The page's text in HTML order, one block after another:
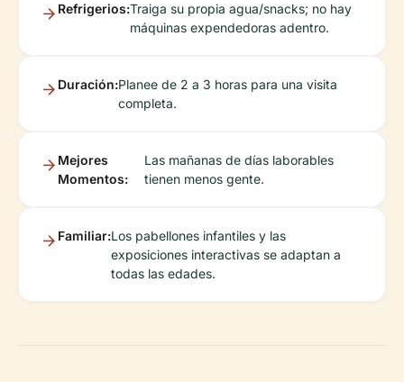
Refrigerios:Traiga su propia agua/snacks; no hay
máquinas expendedoras adentro.
Duración:Planee de 2 a 3 horas para una visita
completa.
Mejores
Momentos:
Las mañanas de días laborables
tienen menos gente.
Familiar:Los pabellones infantiles y las
exposiciones interactivas se adaptan a
todas las edades.